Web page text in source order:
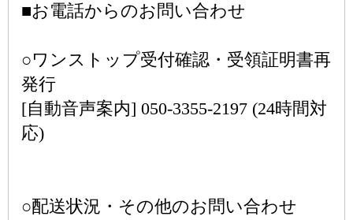
■お電話からのお問い合わせ
○ワンストップ受付確認・受領証明書再
発行
[自動音声案内] 050-3355-2197 (24時間対
応)
○配送状況・その他のお問い合わせ